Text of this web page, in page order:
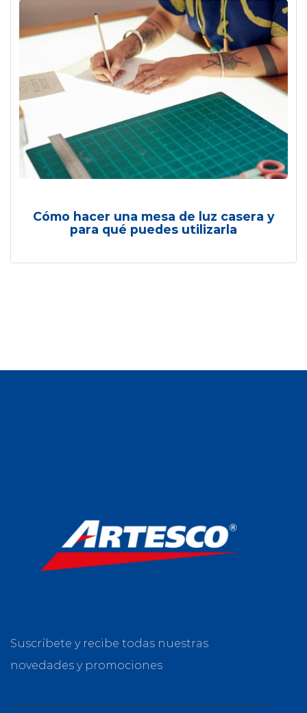
Cómo hacer una mesa de luz casera y
para qué puedes utilizarla
Suscríbete y recibe todas nuestras
novedades y promociones